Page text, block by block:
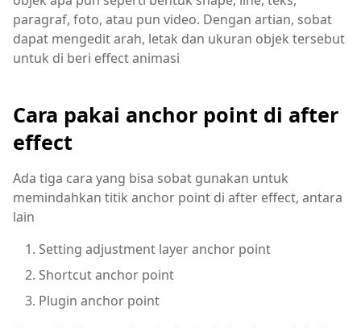
paragraf, foto, atau pun video. Dengan artian, sobat
dapat mengedit arah, letak dan ukuran objek tersebut
untuk di beri effect animasi
Cara pakai anchor point di after
effect
Ada tiga cara yang bisa sobat gunakan untuk
memindahkan titik anchor point di after effect, antara
lain
Setting adjustment layer anchor point
Shortcut anchor point
Plugin anchor point